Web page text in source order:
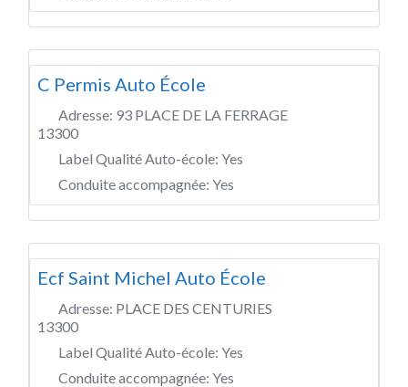
C Permis Auto École
Adresse: 93 PLACE DE LA FERRAGE
13300
Label Qualité Auto-école: Yes
Conduite accompagnée: Yes
Ecf Saint Michel Auto École
Adresse: PLACE DES CENTURIES
13300
Label Qualité Auto-école: Yes
Conduite accompagnée: Yes